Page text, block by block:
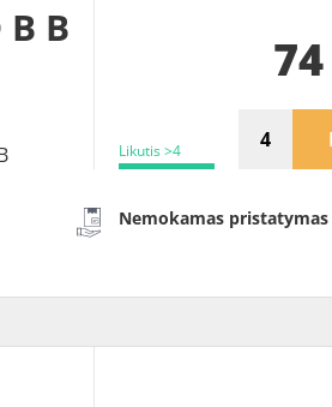
B
Likutis >4
74
Nemokamas